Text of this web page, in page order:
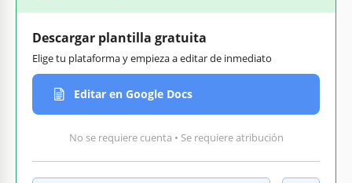
Descargar plantilla gratuita
Elige tu plataforma y empieza a editar de inmediato
Editar en Google Docs
No se requiere cuenta • Se requiere atribución